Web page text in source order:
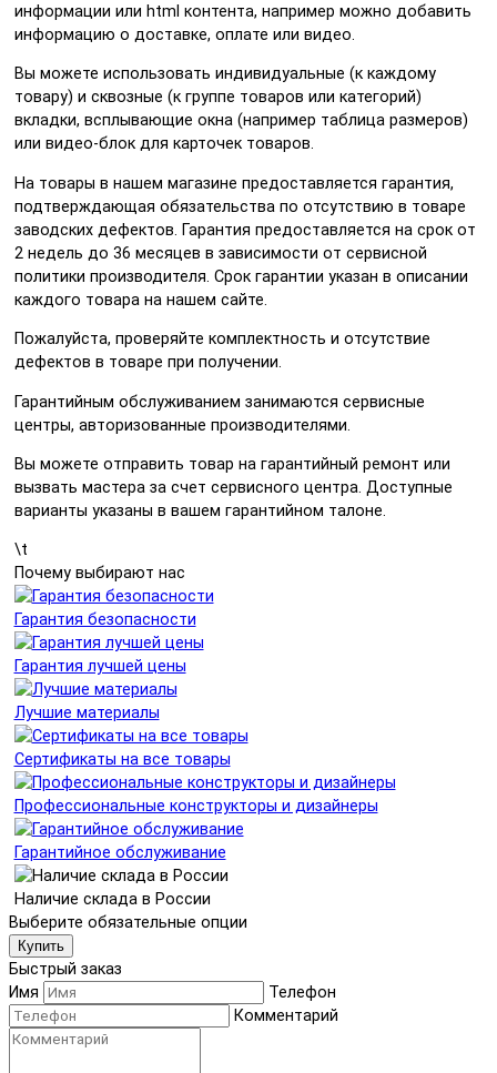
информации или html контента, например можно добавить
информацию о доставке, оплате или видео.
Вы можете использовать индивидуальные (к каждому
товару) и сквозные (к группе товаров или категорий)
вкладки, всплывающие окна (например таблица размеров)
или видео-блок для карточек товаров.
На товары в нашем магазине предоставляется гарантия,
подтверждающая обязательства по отсутствию в товаре
заводских дефектов. Гарантия предоставляется на срок от
2 недель до 36 месяцев в зависимости от сервисной
политики производителя. Срок гарантии указан в описании
каждого товара на нашем сайте.
Пожалуйста, проверяйте комплектность и отсутствие
дефектов в товаре при получении.
Гарантийным обслуживанием занимаются сервисные
центры, авторизованные производителями.
Вы можете отправить товар на гарантийный ремонт или
вызвать мастера за счет сервисного центра. Доступные
варианты указаны в вашем гарантийном талоне.
\t
Почему выбирают нас
Гарантия безопасности
Гарантия лучшей цены
Лучшие материалы
Сертификаты на все товары
Профессиональные конструкторы и дизайнеры
Гарантийное обслуживание
Наличие склада в России
Выберите обязательные опции
Купить
Быстрый заказ
Имя
Телефон
Комментарий